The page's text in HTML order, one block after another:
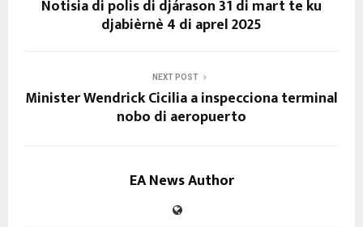
Notisia di polis di djárason 31 di mart te ku
djabièrnè 4 di aprel 2025
NEXT POST
Minister Wendrick Cicilia a inspecciona terminal
nobo di aeropuerto
EA News Author